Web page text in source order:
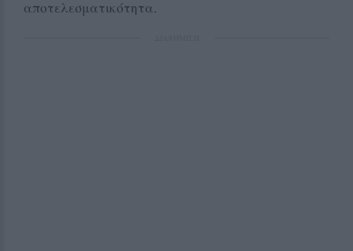
αποτελεσματικότητα.